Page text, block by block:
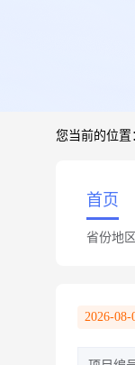
您当前的位置
首页
省份地区
2026-08-